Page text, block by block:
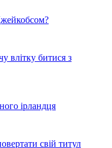
влітку битися з
ірландця
свій титул